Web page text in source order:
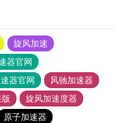
旋风加速
器官网
器官网
风驰加速器
旋风加速度器
原子加速器